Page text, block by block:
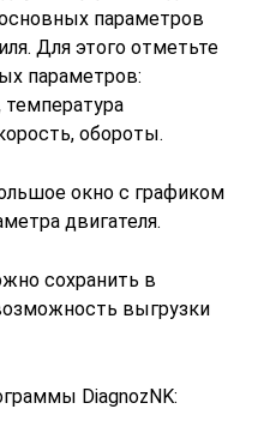
параметров
Для этого отметьте
параметров:
обороты.
окно с графиком
двигателя.
сохранить в
выгрузки
DiagnozNK: